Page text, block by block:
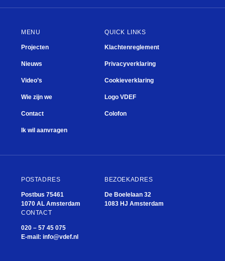
MENU
Projecten
Nieuws
Video’s
Wie zijn we
Contact
Ik wil aanvragen
QUICK LINKS
Klachtenreglement
Privacyverklaring
Cookieverklaring
Logo VDEF
Colofon
POSTADRES
Postbus 75461
1070 AL Amsterdam
BEZOEKADRES
De Boelelaan 32
1083 HJ Amsterdam
CONTACT
020 – 57 45 075
E-mail: info@vdef.nl